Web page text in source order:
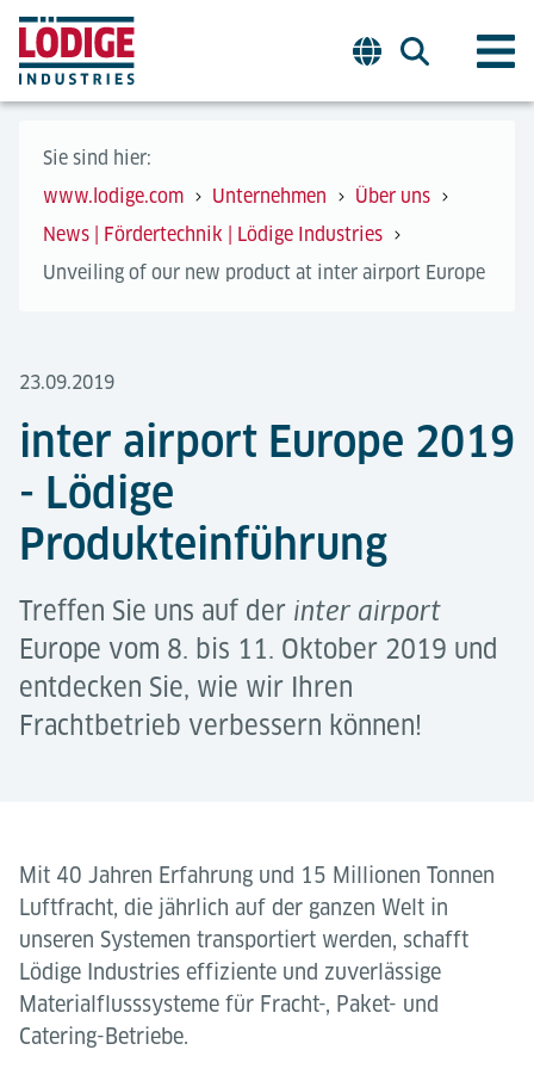
Sie sind hier:
www.lodige.com
Unternehmen
Über uns
News | Fördertechnik | Lödige Industries
Unveiling of our new product at inter airport Europe
23.09.2019
inter airport Europe 2019
- Lödige
Produkteinführung
Treffen Sie uns auf der inter airport
Europe vom 8. bis 11. Oktober 2019 und
entdecken Sie, wie wir Ihren
Frachtbetrieb verbessern können!
Mit 40 Jahren Erfahrung und 15 Millionen Tonnen
Luftfracht, die jährlich auf der ganzen Welt in
unseren Systemen transportiert werden, schafft
Lödige Industries effiziente und zuverlässige
Materialflusssysteme für Fracht-, Paket- und
Catering-Betriebe.